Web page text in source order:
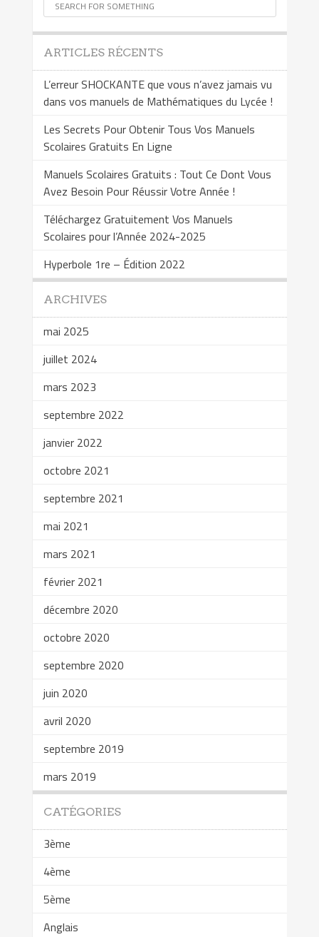
ARTICLES RÉCENTS
L’erreur SHOCKANTE que vous n’avez jamais vu
dans vos manuels de Mathématiques du Lycée !
Les Secrets Pour Obtenir Tous Vos Manuels
Scolaires Gratuits En Ligne
Manuels Scolaires Gratuits : Tout Ce Dont Vous
Avez Besoin Pour Réussir Votre Année !
Téléchargez Gratuitement Vos Manuels
Scolaires pour l’Année 2024-2025
Hyperbole 1re – Édition 2022
ARCHIVES
mai 2025
juillet 2024
mars 2023
septembre 2022
janvier 2022
octobre 2021
septembre 2021
mai 2021
mars 2021
février 2021
décembre 2020
octobre 2020
septembre 2020
juin 2020
avril 2020
septembre 2019
mars 2019
CATÉGORIES
3ème
4ème
5ème
Anglais